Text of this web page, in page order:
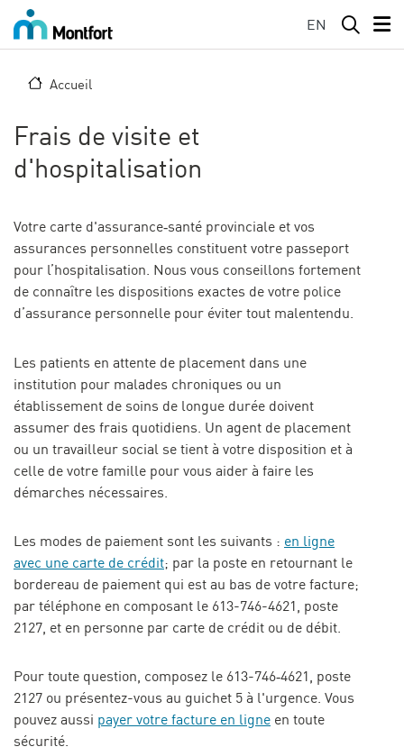
Aller au contenu principal
EN
Accueil
Frais de visite et
d'hospitalisation
Votre carte d'assurance‑santé provinciale et vos
assurances personnelles constituent votre passeport
pour l’hospitalisation. Nous vous conseillons fortement
de connaître les dispositions exactes de votre police
d’assurance personnelle pour éviter tout malentendu.
Les patients en attente de placement dans une
institution pour malades chroniques ou un
établissement de soins de longue durée doivent
assumer des frais quotidiens. Un agent de placement
ou un travailleur social se tient à votre disposition et à
celle de votre famille pour vous aider à faire les
démarches nécessaires.
Les modes de paiement sont les suivants : en ligne
avec une carte de crédit; par la poste en retournant le
bordereau de paiement qui est au bas de votre facture;
par téléphone en composant le 613-746-4621, poste
2127, et en personne par carte de crédit ou de débit.
Pour toute question, composez le 613-746‑4621, poste
2127 ou présentez-vous au guichet 5 à l'urgence. Vous
pouvez aussi payer votre facture en ligne en toute
sécurité.